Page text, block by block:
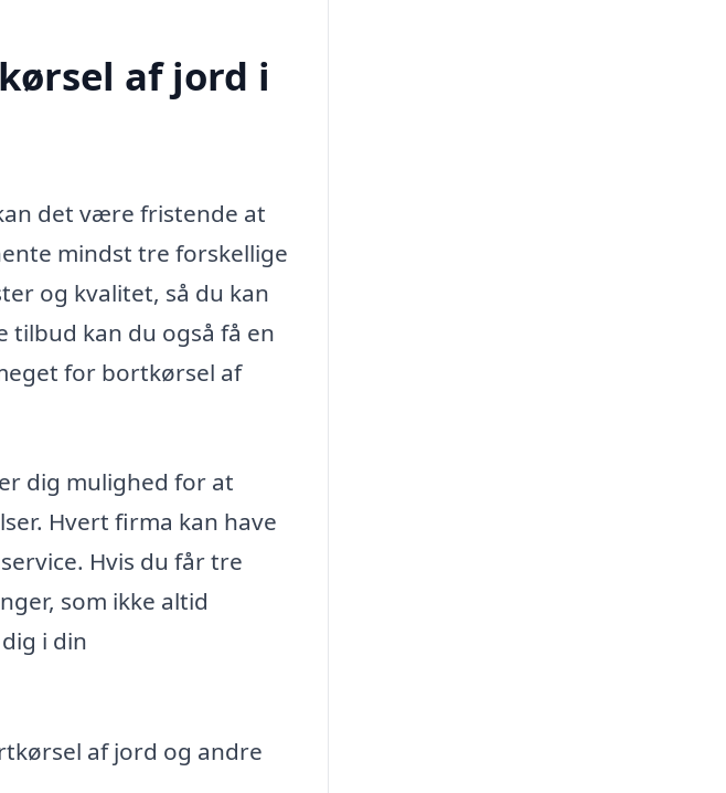
af jord i
det være fristende at
mindst tre forskellige
og kvalitet, så du kan
kan du også få en
for bortkørsel af
dig mulighed for at
Hvert firma kan have
Hvis du får tre
som ikke altid
i din
af jord og andre